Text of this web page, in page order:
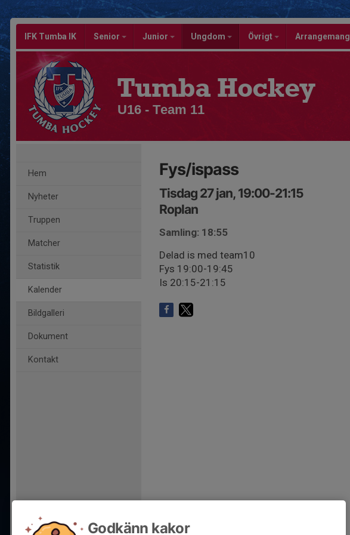
IFK Tumba IK Senior Junior Ungdom Övrigt Arrangemang
Tumba Hockey
U16 - Team 11
Hem
Nyheter
Truppen
Matcher
Statistik
Kalender
Bildgalleri
Dokument
Kontakt
Fys/ispass
Tisdag 27 jan, 19:00-21:15
Roplan
Samling: 18:55
Delad is med team10
Fys 19:00-19:45
Is 20:15-21:15
Godkänn kakor